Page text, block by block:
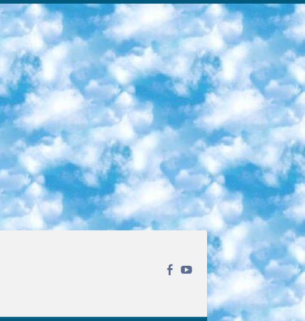
которые можно скачивать в PDF-формате. 4. ITMOcourses Онлайн-площадка Санкт-Петербургского национального исследовательского университета информационных технологий, механики и оптики (ИТМО). Ресурс предоставляет свободный доступ к курсам, разработанным в этом вузе. Каталог материалов разбит на четыре категории: «Оптические системы и технологии», «Приборостроение и робототехника», «Информационные технологии» и «Биотехнологии». Курсы состоят из видеолекций, интерактивных демонстраций и заданий. 5. «КиберЛенинка» Электронная научная библиотека открытого доступа. Каталог площадки регулярно обрастает текстами статей из различных научных изданий. Сгруппированные по журналам и рубрикам публикации можно читать онлайн или скачивать целиком в PDF-формате. Проект нацелен на популяризацию науки за счёт открытого доступа к качественной информации. 6. «ПостНаука» На этом ресурсе публикуют подборки видеолекций, составленные экспертами из разных отраслей и объединённые общими темами. Среди них, к примеру, есть серии «Биоинформатика и геномика», «Культура средневековой Скандинавии» и Cinema Studies о теории кино. Каждая подборка лекций — логически связанная история, рассказанная экспертом от первого лица. Кроме того, на сайте появляются научно-образовательные статьи и тесты на разные темы. 7. «Newочём» Команда проекта «Newочём» отбирает самые интересные тексты из англоязычных СМИ и переводит те из них, за которые голосуют участники сообщества «ВКонтакте». По большей части это научно-популярные статьи. Редакторы придумывают лишь заголовки, в остальном содержание переводов соответствует оригиналам. Полные тексты можно читать прямо в социальной сети. 8. InternetUrok Онлайн-база материалов по основным дисциплинам школьной программы. Информация на сайте структурирована по классам, предметам и темам (урокам). Каждый урок состоит из видеолекций и конспектов. Есть также интерактивные тренажёры и тесты для закрепления пройденного материала. Даже если вы давно окончили школу, возможность повторить программу старших классов всегда может пригодиться. 9. Edutainme Ещё один ресурс об образовании. В отличие от Newtonew, как мне кажется, Edutainme больше ориентируется на представителей индустрии: педагогов, предпринимателей, разработчиков образовательных проектов. Но и любой, кто просто стремится к саморазвитию, найдёт на сайте много полезного и интересного для себя. Например, информацию о новых курсах и образовательных сервисах. 10. Newtonew Онлайн-медиа об образовании и обучении в широком смысле. Авторы Newtonew пишут об инструментах, заведениях, тактиках и стратегиях, которые помогают учить других и получать новые знания самостоятельно. На этой площадке вы найдёте новости, обзоры, аналитические мат